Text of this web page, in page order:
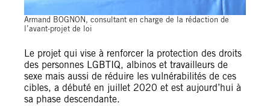
Armand BOGNON, consultant en charge de la rédaction de
l’avant-projet de loi
Le projet qui vise à renforcer la protection des droits
des personnes LGBTIQ, albinos et travailleurs de
sexe mais aussi de réduire les vulnérabilités de ces
cibles, a débuté en juillet 2020 et est aujourd’hui à
sa phase descendante.